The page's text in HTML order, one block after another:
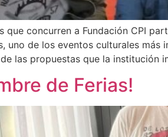
que concurren a Fundación CPI
uno de los eventos culturales
las propuestas que la institución
de Ferias!